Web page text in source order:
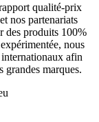
qualité-prix
nos partenariats
des produits 100%
nous
afin
grandes marques.